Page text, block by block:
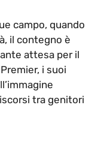
campo, quando
il contegno è
attesa per il
i suoi
tra genitori